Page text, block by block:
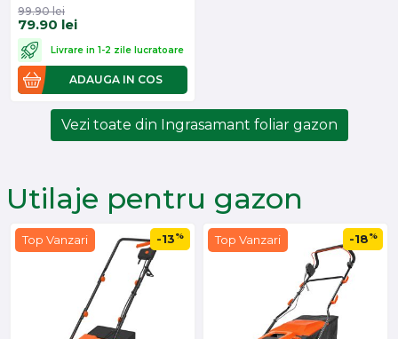
79.90 lei
99.90 lei
Livrare in 1-2 zile lucratoare
ADAUGA IN COS
Vezi toate din Ingrasamant foliar gazon
Utilaje pentru gazon
-13%
Top Vanzari -18%
Top Vanzari